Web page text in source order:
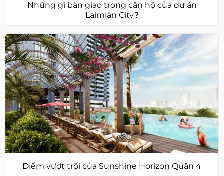
Những gì bàn giao trong căn hộ của dự án
Laimian City?
Điểm vượt trội của Sunshine Horizon Quận 4